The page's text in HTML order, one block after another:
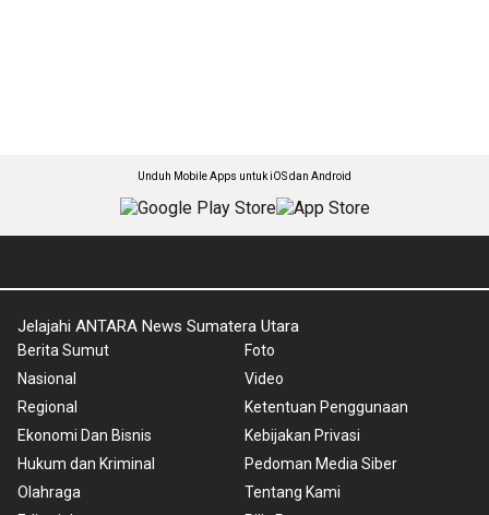
Unduh Mobile Apps untuk iOS dan Android
Jelajahi ANTARA News Sumatera Utara
Berita Sumut
Nasional
Regional
Ekonomi Dan Bisnis
Hukum dan Kriminal
Olahraga
Foto
Video
Ketentuan Penggunaan
Kebijakan Privasi
Pedoman Media Siber
Tentang Kami